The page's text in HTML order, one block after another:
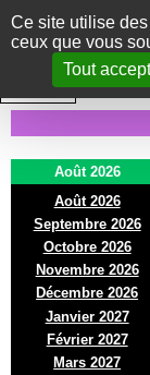
Panneau de
Ce site utilise
ceux que vous
Tout
Le Marni
CONCERTS DANSE/CIRQUE
INTRA MUROS
Août 2026
Août 2026
Septembre 2026
Octobre 2026
Novembre 2026
Décembre 2026
Janvier 2027
Février 2027
Mars 2027
D
2
L
3
M
4
D
16
L
17
M
18
D
30
L
31